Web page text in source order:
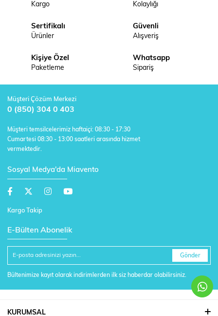
Kargo
Kolaylığı
Sertifikalı
Ürünler
Güvenli
Alışveriş
Kişiye Özel
Paketleme
Whatsapp
Sipariş
Müşteri Çözüm Merkezi
0 (850) 304 0 403
Müşteri temsilcelerimiz haftaiçi: 08:30 - 17:30
Cumartesi 08:30 - 13:00 saatleri arasında hizmet
vermektedir.
Sosyal Medya'da Miavento
Kargo Takip
E-Bülten Abonelik
Gönder
Bültenimize kayıt olarak indirimlerden ilk siz haberdar olabilirsiniz.
KURUMSAL